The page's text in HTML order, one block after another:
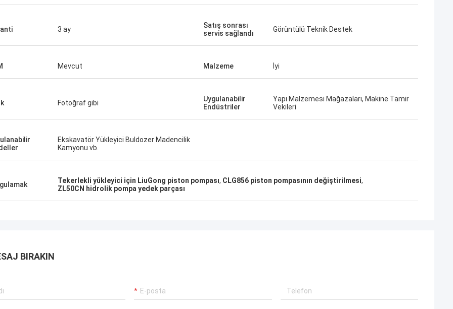
3 ay
Satış sonrası
servis sağlandı
Görüntülü Teknik Destek
Mevcut Malzeme İyi
Fotoğraf gibi
Uygulanabilir
Endüstriler
Yapı Malzemesi Mağazaları, Makine Tamir
Vekileri
Ekskavatör Yükleyici Buldozer Madencilik
Kamyonu vb.
Tekerlekli yükleyici için LiuGong piston pompası, CLG856 piston pompasının değiştirilmesi,
ZL50CN hidrolik pompa yedek parçası
BIRAKIN